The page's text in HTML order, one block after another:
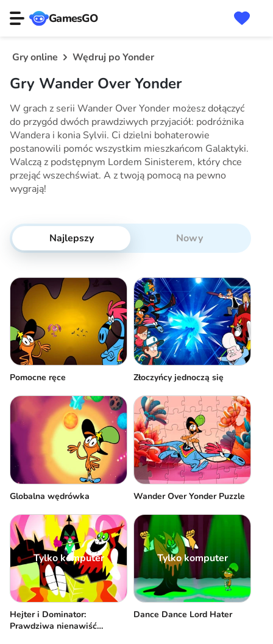
GamesGO
Gry online Wędruj po Yonder
Gry Wander Over Yonder
W grach z serii Wander Over Yonder możesz dołączyć
do przygód dwóch prawdziwych przyjaciół: podróżnika
Wandera i konia Sylvii. Ci dzielni bohaterowie
postanowili pomóc wszystkim mieszkańcom Galaktyki.
Walczą z podstępnym Lordem Sinisterem, który chce
przejąć wszechświat. A z twoją pomocą na pewno
wygrają!
Najlepszy Nowy
Pomocne ręce Złoczyńcy jednoczą się
Globalna wędrówka Wander Over Yonder Puzzle
Tylko komputer
Hejter i Dominator:
Prawdziwa nienawiść
Tylko komputer
Dance Dance Lord Hater